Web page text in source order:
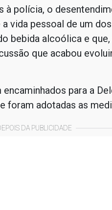
à polícia, o
vida pessoal de um
bebida alcoólica e
que acabou
para a
foram adotadas as
DA PUBLICIDADE